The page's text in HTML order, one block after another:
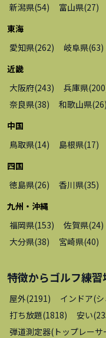
新潟県(54) 富山県(27)
東海
愛知県(262) 岐阜県(63)
近畿
大阪府(243) 兵庫県(200
奈良県(38) 和歌山県(26)
中国
鳥取県(14) 島根県(17)
四国
徳島県(26) 香川県(35)
九州・沖縄
福岡県(153) 佐賀県(24)
大分県(38) 宮崎県(40)
特徴からゴルフ練習
屋外(2191 ) インドア(
打ち放題(1818) 安い(
弾道測定器(トップレー